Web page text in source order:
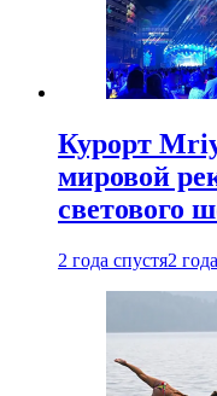
Курорт
мировой
светового
2 года спустя2